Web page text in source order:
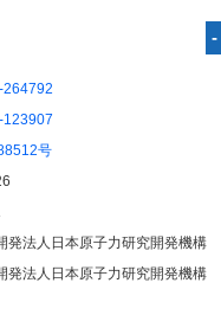
264792
123907
号
発法人日本原子力研究開発機構
発法人日本原子力研究開発機構